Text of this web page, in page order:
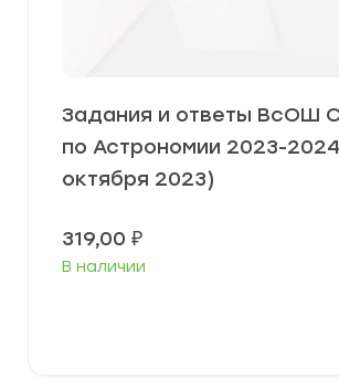
Задания и ответы ВсОШ
по Астрономии 2023-
октября 2023)
319,00 ₽
В наличии